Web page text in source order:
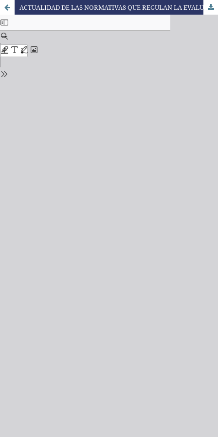
ACTUALIDAD DE LAS NORMATIVAS QUE REGULAN LA EVALUACIÓN Y LAS PRODUCCIONES TEÓRICAS QUE CIRCULAN DE LA ESCUELA SECUNDARIA DE ARGENTINA